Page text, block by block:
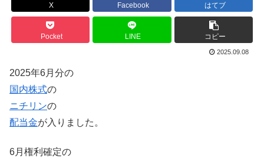
X Facebook はてブ
Pocket LINE コピー
2025.09.08
2025年6月分の
国内株式の
ニチリンの
配当金が入りました。
6月権利確定の